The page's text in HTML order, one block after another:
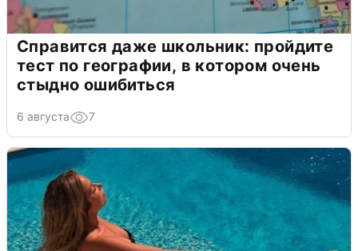
Справится даже школьник: пройдите
тест по географии, в котором очень
стыдно ошибиться
6 августа 7